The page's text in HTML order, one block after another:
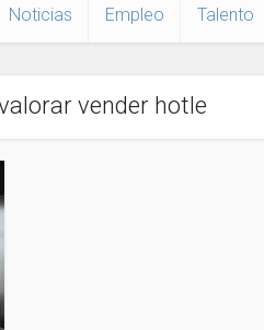
Noticias Empleo Talento
vender hotle